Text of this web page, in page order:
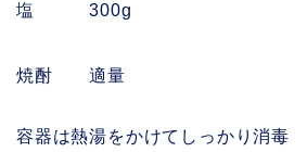
塩 300g
焼酎 適量
容器は熱湯をかけてしっかり消毒